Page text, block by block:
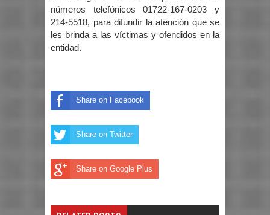
números telefónicos 01722-167-0203 y
214-5518, para difundir la atención que se
les brinda a las víctimas y ofendidos en la
entidad.
Share on Facebook
Share on Twitter
Share on Google Plus